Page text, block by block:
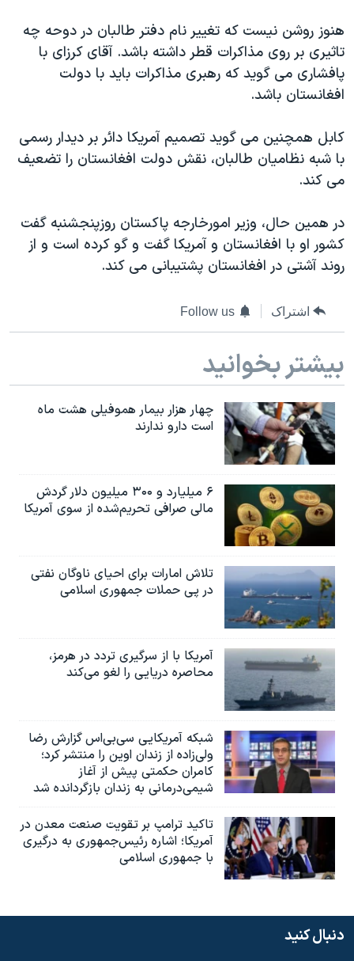
هنوز روشن نیست که تغییر نام دفتر طالبان در دوحه چه
تاثیری بر روی مذاکرات قطر داشته باشد. آقای کرزای با
پافشاری می گوید که رهبری مذاکرات باید با دولت
افغانستان باشد.
کابل همچنین می گوید تصمیم آمریکا دائر بر دیدار رسمی
با شبه نظامیان طالبان، نقش دولت افغانستان را تضعیف
می کند.
در همین حال، وزیر امورخارجه پاکستان روزپنجشنبه گفت
کشور او با افغانستان و آمریکا گفت و گو کرده است و از
روند آشتی در افغانستان پشتیبانی می کند.
اشتراک Follow us
بیشتر بخوانید
چهار هزار بیمار هموفیلی هشت ماه
است دارو ندارند
۶ میلیارد و ۳۰۰ میلیون دلار گردش
مالی صرافی تحریم‌شده از سوی آمریکا
تلاش امارات برای احیای ناوگان نفتی
در پی حملات جمهوری اسلامی
آمریکا با از سرگیری تردد در هرمز،
محاصره دریایی را لغو می‌کند
شبکه آمریکایی سی‌بی‌‌اس گزارش رضا
ولی‌زاده از زندان اوین را منتشر کرد؛
کامران حکمتی پیش از آغاز
شیمی‌درمانی به زندان بازگردانده شد
تاکید ترامپ بر تقویت صنعت معدن در
آمریکا؛ اشاره رئیس‌جمهوری به درگیری
با جمهوری اسلامی
دنبال کنید